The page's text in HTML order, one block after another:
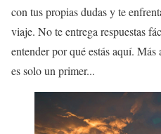
con tus propias dudas y te
viaje. No te entrega respuestas
entender por qué estás aquí.
es solo un primer...